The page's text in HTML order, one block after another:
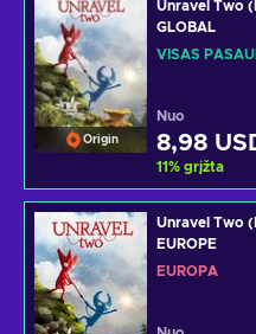
Origin
Unravel Two
GLOBAL
VISAS
Nuo
8,98
11% grįžta
Unravel Two
EUROPE
EUROPA